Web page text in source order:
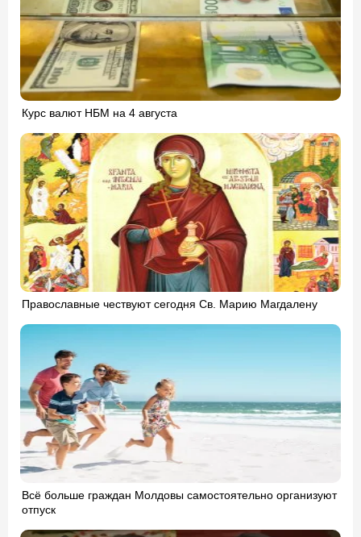
Курс валют НБМ на 4 августа
Православные чествуют сегодня Св. Марию Магдалену
Всё больше граждан Молдовы самостоятельно организуют
отпуск